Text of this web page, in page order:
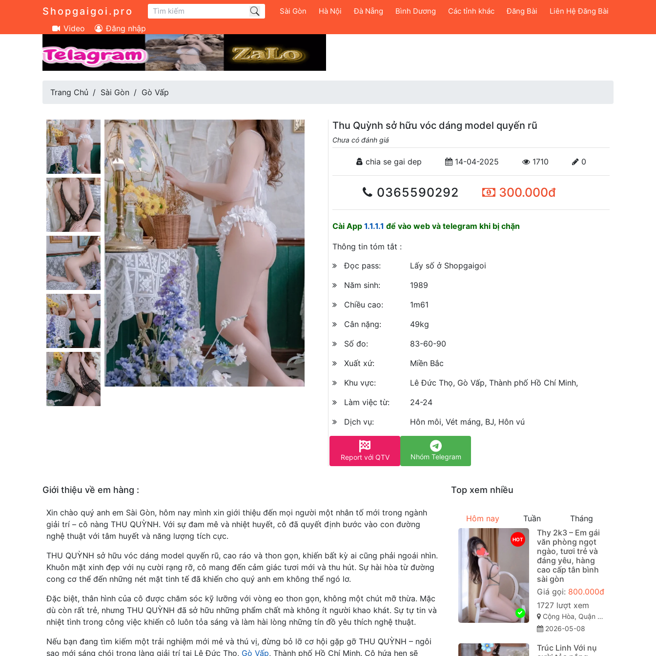
Shopgaigoi.pro Sài Gòn Hà Nội Đà Nẵng Bình Dương Các tỉnh khác Đăng Bài Liên Hệ Đăng Bài
Video Đăng nhập
Trang Chủ Sài Gòn Gò Vấp
Thu Quỳnh sở hữu vóc dáng model quyến rũ
Chưa có đánh giá
chia se gai dep 14-04-2025 1710 0
0365590292 300.000đ
Cài App 1.1.1.1 để vào web và telegram khi bị chặn
Thông tin tóm tắt :
Đọc pass:
Lấy số ở Shopgaigoi
Năm sinh:
1989
Chiều cao:
1m61
Cân nặng:
49kg
Số đo:
83-60-90
Xuất xứ:
Miền Bắc
Khu vực:
Lê Đức Thọ, Gò Vấp, Thành phố Hồ Chí Minh,
Làm việc từ:
24-24
Dịch vụ:
Hôn môi, Vét máng, BJ, Hôn vú
Report với QTV Nhóm Telegram
Giới thiệu về em hàng :
Xin chào quý anh em Sài Gòn, hôm nay mình xin giới thiệu đến mọi người một nhân tố mới trong ngành
giải trí – cô nàng THU QUỲNH. Với sự đam mê và nhiệt huyết, cô đã quyết định bước vào con đường
nghệ thuật với tâm huyết và năng lượng tích cực.
THU QUỲNH sở hữu vóc dáng model quyến rũ, cao ráo và thon gọn, khiến bất kỳ ai cũng phải ngoái nhìn.
Khuôn mặt xinh đẹp với nụ cười rạng rỡ, cô mang đến cảm giác tươi mới và thu hút. Sự hài hòa từ đường
cong cơ thể đến những nét mặt tinh tế đã khiến cho quý anh em không thể ngó lơ.
Đặc biệt, thân hình của cô được chăm sóc kỹ lưỡng với vòng eo thon gọn, không một chút mỡ thừa. Mặc
dù còn rất trẻ, nhưng THU QUỲNH đã sở hữu những phẩm chất mà không ít người khao khát. Sự tự tin và
nhiệt tình trong công việc khiến cô luôn tỏa sáng và làm hài lòng những tín đồ yêu thích nghệ thuật.
Nếu bạn đang tìm kiếm một trải nghiệm mới mẻ và thú vị, đừng bỏ lỡ cơ hội gặp gỡ THU QUỲNH – ngôi
sao mới sáng chói trong làng giải trí tại Lê Đức Thọ, Gò Vấp, Thành phố Hồ Chí Minh. Cô hứa hẹn sẽ
Top xem nhiều
Hôm nay Tuần Tháng
HOT
Thy 2k3 – Em gái
văn phòng ngọt
ngào, tươi trẻ và
đáng yêu, hàng
cao cấp tân bình
sài gòn
Giá gọi: 800.000đ
1727 lượt xem
Cộng Hòa, Quận Tân Bình Sài Gòn ( TP. Hồ Chí Minh )
2026-05-08
Trúc Linh Với nụ